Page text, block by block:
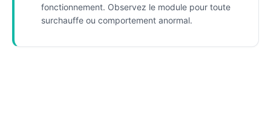
fonctionnement. Observez le module pour toute
surchauffe ou comportement anormal.